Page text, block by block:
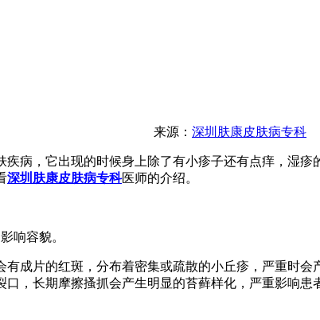
来源： 深圳肤康皮肤病专科
疾病，它出现的时候身上除了有小疹子还有点痒，湿
深圳肤康皮肤病专科医师的介绍。
响容貌。
片的红斑，分布着密集或疏散的小丘疹，严重时会
，长期摩擦搔抓会产生明显的苔藓样化，严重影响患